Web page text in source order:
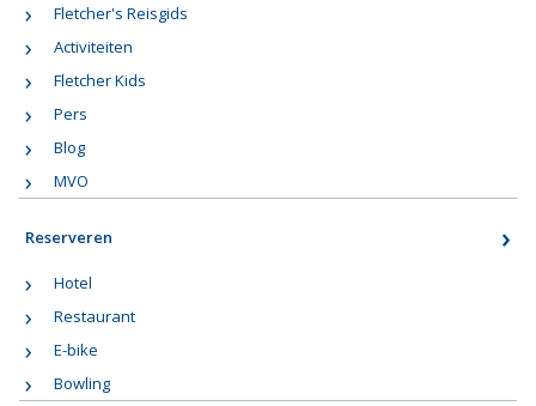
Fletcher's Reisgids
Activiteiten
Fletcher Kids
Pers
Blog
MVO
Reserveren
Hotel
Restaurant
E-bike
Bowling